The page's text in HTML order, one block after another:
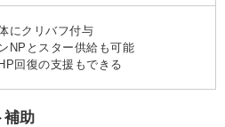
にクリバフ付与
NPとスター供給も可能
回復の支援もできる
補助